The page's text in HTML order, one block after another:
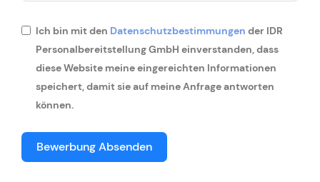
Ich bin mit den Datenschutzbestimmungen der IDR
Personalbereitstellung GmbH einverstanden, dass
diese Website meine eingereichten Informationen
speichert, damit sie auf meine Anfrage antworten
können.
Bewerbung Absenden